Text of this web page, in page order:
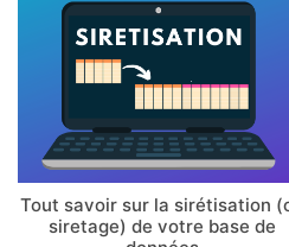
Tout savoir sur la sirétisation
siretage) de votre base de